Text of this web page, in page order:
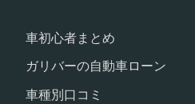
車初心者まとめ
ガリバーの自動車ローン
車種別口コミ